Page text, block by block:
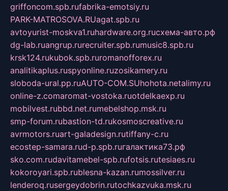
griffoncom.spb.rufabrika-emotsiy.ru
PARK-MATROSOVA.RUagat.spb.ru
avtoyurist-moskva1.ruhardware.org.ruсхема-авто.рф
dg-lab.ruangrup.rurecruiter.spb.rumusic8.spb.ru
krsk124.rukubok.spb.ruromanofforex.ru
analitikaplus.ruspyonline.ruzosikamery.ru
sloboda-ural.pp.ruAUTO-COM.SUhohota.netalimy.ru
online-z.comaromat-vostoka.ruotdelkaexp.ru
mobilvest.rubbd.net.rumebelshop.msk.ru
smp-forum.rubastion-td.rukosmoscreative.ru
avrmotors.ruart-galadesign.rutiffany-c.ru
ecostep-samara.rud-p.spb.ruгалактика73.рф
sko.com.rudavitamebel-spb.rufotsis.rutesiaes.ru
kokoroyari.spb.rublesna-kazan.rumossilver.ru
lenderoq.rusergeydobrin.rutochkazvuka.msk.ru